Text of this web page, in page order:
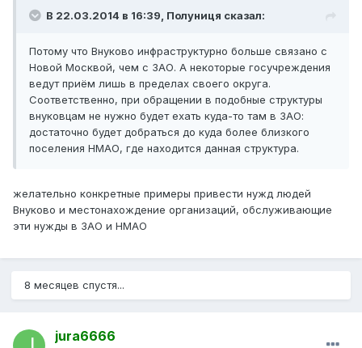
В 22.03.2014 в 16:39, Полуниця сказал:
Потому что Внуково инфраструктурно больше связано с
Новой Москвой, чем с ЗАО. А некоторые госучреждения
ведут приём лишь в пределах своего округа.
Соответственно, при обращении в подобные структуры
внуковцам не нужно будет ехать куда-то там в ЗАО:
достаточно будет добраться до куда более близкого
поселения НМАО, где находится данная структура.
желательно конкретные примеры привести нужд людей
Внуково и местонахождение организаций, обслуживающие
эти нужды в ЗАО и НМАО
8 месяцев спустя...
jura6666